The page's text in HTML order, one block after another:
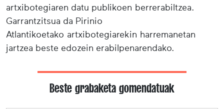
artxibotegiaren datu publikoen berrerabiltzea.
Garrantzitsua da Pirinio
Atlantikoetako artxibotegiarekin harremanetan
jartzea beste edozein erabilpenarendako.
Beste grabaketa gomendatuak